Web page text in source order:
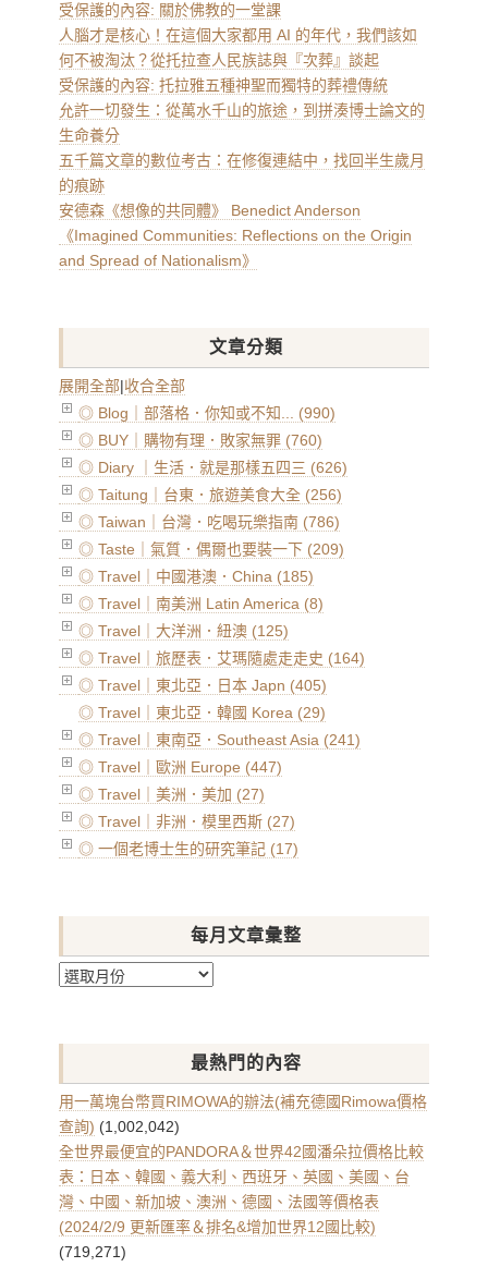
受保護的內容: 關於佛教的一堂課
人腦才是核心！在這個大家都用 AI 的年代，我們該如
何不被淘汰？從托拉查人民族誌與『次葬』談起
受保護的內容: 托拉雅五種神聖而獨特的葬禮傳統
允許一切發生：從萬水千山的旅途，到拼湊博士論文的
生命養分
五千篇文章的數位考古：在修復連結中，找回半生歲月
的痕跡
安德森《想像的共同體》 Benedict Anderson
《Imagined Communities: Reflections on the Origin
and Spread of Nationalism》
文章分類
展開全部|收合全部
◎ Blog｜部落格．你知或不知... (990)
◎ BUY｜購物有理．敗家無罪 (760)
◎ Diary ｜生活．就是那樣五四三 (626)
◎ Taitung｜台東．旅遊美食大全 (256)
◎ Taiwan｜台灣．吃喝玩樂指南 (786)
◎ Taste｜氣質．偶爾也要裝一下 (209)
◎ Travel｜中國港澳．China (185)
◎ Travel｜南美洲 Latin America (8)
◎ Travel｜大洋洲．紐澳 (125)
◎ Travel｜旅歷表．艾瑪隨處走走史 (164)
◎ Travel｜東北亞．日本 Japn (405)
◎ Travel｜東北亞．韓國 Korea (29)
◎ Travel｜東南亞．Southeast Asia (241)
◎ Travel｜歐洲 Europe (447)
◎ Travel｜美洲．美加 (27)
◎ Travel｜非洲．模里西斯 (27)
◎ 一個老博士生的研究筆記 (17)
每月文章彙整
每
章
整
最熱門的內容
用一萬塊台幣買RIMOWA的辦法(補充德國Rimowa價格
查詢) (1,002,042)
全世界最便宜的PANDORA＆世界42國潘朵拉價格比較
表：日本、韓國、義大利、西班牙、英國、美國、台
灣、中國、新加坡、澳洲、德國、法國等價格表
(2024/2/9 更新匯率＆排名&增加世界12國比較)
(719,271)